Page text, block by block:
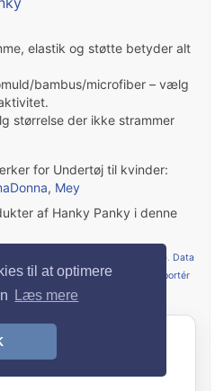
til at optimere
Læs mere
elastik og støtte betyder alt
bambus/microfiber – vælg
størrelse der ikke strammer
for Undertøj til kvinder:
, Mey
af Hanky Panky i denne
webshoppens pris er altid gældende. Data
·Vi sælger ikke placeringer
Rapportér
FedtTøj